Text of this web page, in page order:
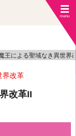
王による聖域なき異世界
界改革
改革II